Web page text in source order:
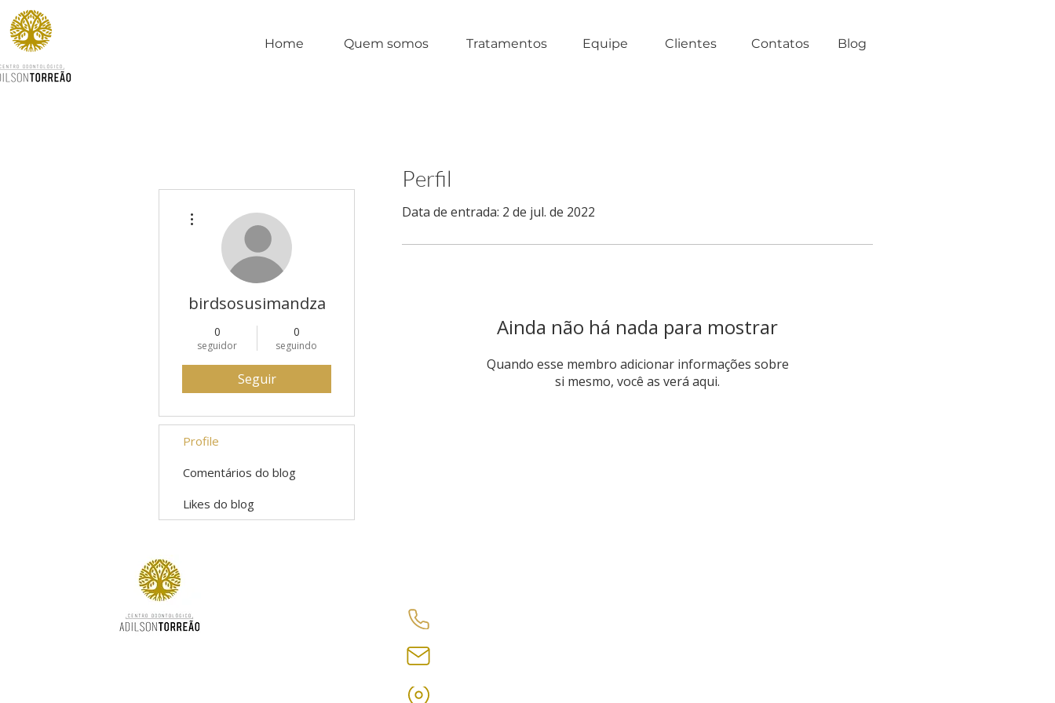
Home Quem somos Tratamentos Equipe Clientes Contatos Blog
Perfil
Data de entrada: 2 de jul. de 2022
Ainda não há nada para mostrar
Quando esse membro adicionar informações sobre
si mesmo, você as verá aqui.
birdsosusimandza
0
seguidor
0
seguindo
Seguir
Profile
Comentários do blog
Likes do blog